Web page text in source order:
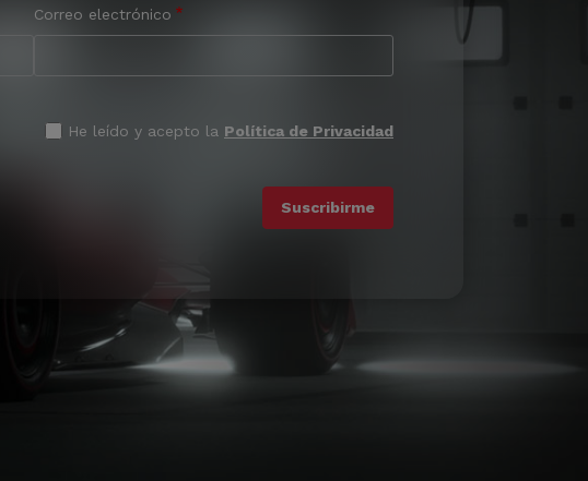
Correo electrónico
He leído y acepto la Política de Privacidad